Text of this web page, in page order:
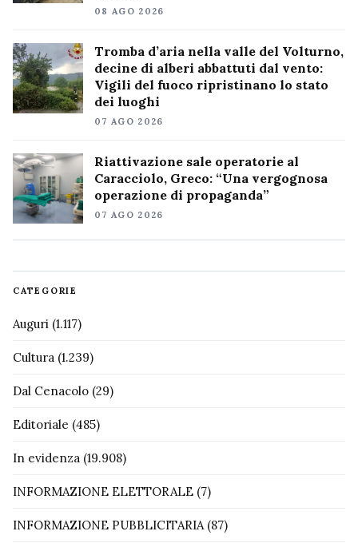
08 AGO 2026
Tromba d’aria nella valle del Volturno,
decine di alberi abbattuti dal vento:
Vigili del fuoco ripristinano lo stato
dei luoghi
07 AGO 2026
Riattivazione sale operatorie al
Caracciolo, Greco: “Una vergognosa
operazione di propaganda”
07 AGO 2026
CATEGORIE
Auguri (1.117)
Cultura (1.239)
Dal Cenacolo (29)
Editoriale (485)
In evidenza (19.908)
INFORMAZIONE ELETTORALE (7)
INFORMAZIONE PUBBLICITARIA(87)